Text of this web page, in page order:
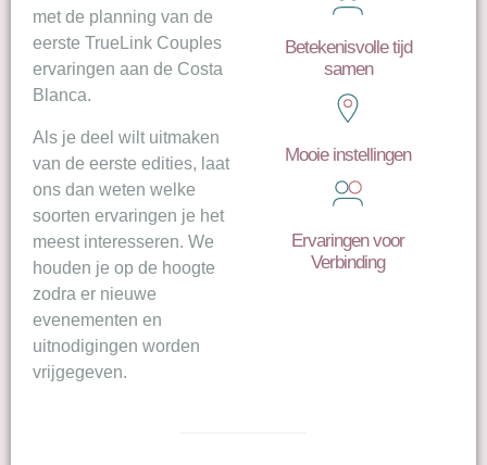
met de planning van de
eerste TrueLink Couples
ervaringen aan de Costa
Blanca.
Als je deel wilt uitmaken
van de eerste edities, laat
ons dan weten welke
soorten ervaringen je het
meest interesseren. We
houden je op de hoogte
zodra er nieuwe
evenementen en
uitnodigingen worden
vrijgegeven.
Betekenisvolle tijd
samen
Mooie instellingen
Ervaringen voor
Verbinding